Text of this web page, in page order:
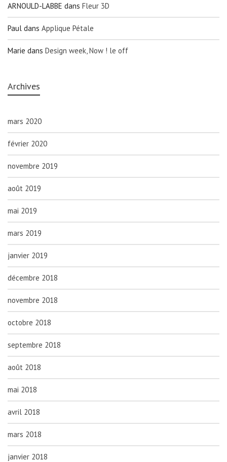
ARNOULD-LABBE dans Fleur 3D
Paul dans Applique Pétale
Marie dans Design week, Now ! le off
Archives
mars 2020
février 2020
novembre 2019
août 2019
mai 2019
mars 2019
janvier 2019
décembre 2018
novembre 2018
octobre 2018
septembre 2018
août 2018
mai 2018
avril 2018
mars 2018
janvier 2018